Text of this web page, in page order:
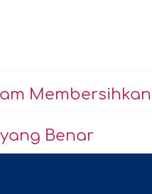
Benar